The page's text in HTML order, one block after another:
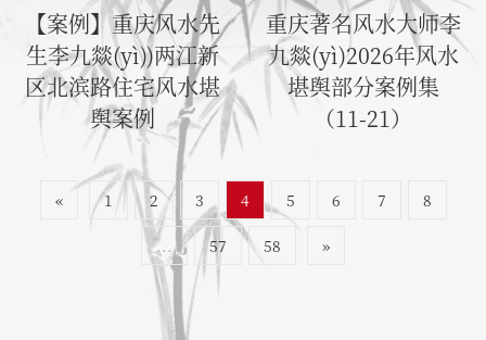
【案例】重庆风水先
生李九燚(yì))两江新
区北滨路住宅风水堪
舆案例
重庆著名风水大师李
九燚(yì)2026年风水
堪舆部分案例集
（11-21）
« 1 2 3 4 5 6 7 8
... 57 58 »